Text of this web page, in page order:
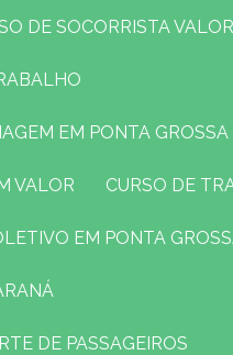
DE SOCORRISTA VALOR
EM PONTA GROSSA
VALOR CURSO DE
EM PONTA
DE PASSAGEIROS